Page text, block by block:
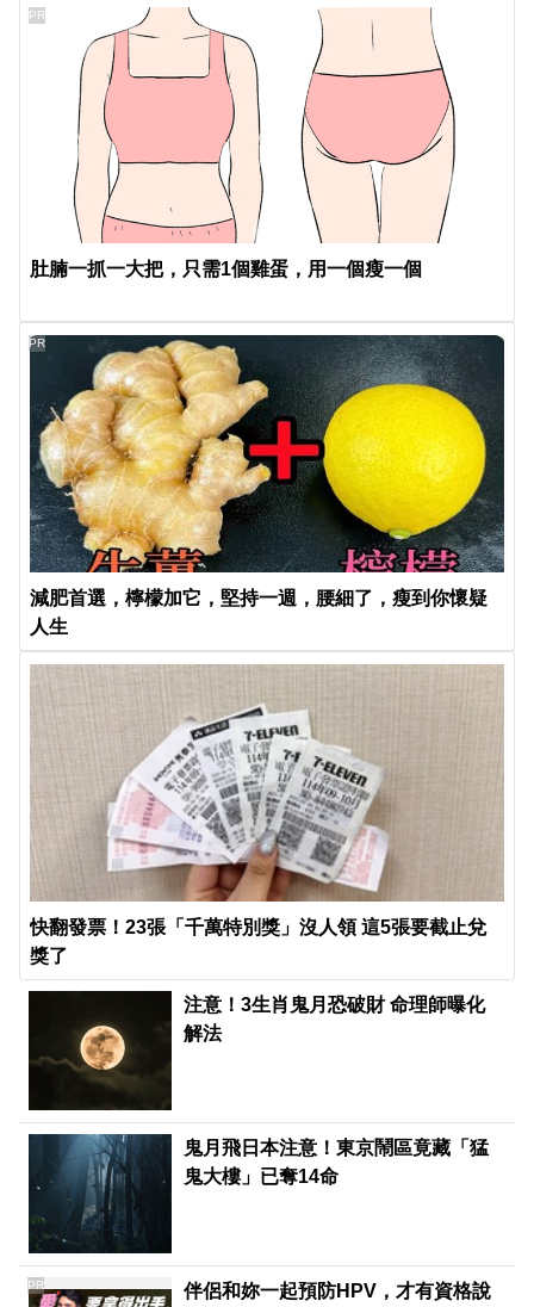
肚腩一抓一大把，只需1個雞蛋，用一個瘦一個
PR
減肥首選，檸檬加它，堅持一週，腰細了，瘦到你懷疑
人生
PR
快翻發票！23張「千萬特別獎」沒人領 這5張要截止兌
獎了
注意！3生肖鬼月恐破財 命理師曝化
解法
鬼月飛日本注意！東京鬧區竟藏「猛
鬼大樓」已奪14命
伴侶和妳一起預防HPV，才有資格說
PR